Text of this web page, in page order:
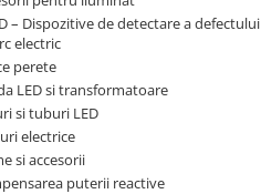
- tip A
tip A
cu protectie
supracurent
A
– Dispozitive de detectare a defectului
electric
perete
LED si transformatoare
si tuburi LED
electrice
si accesorii
puterii reactive